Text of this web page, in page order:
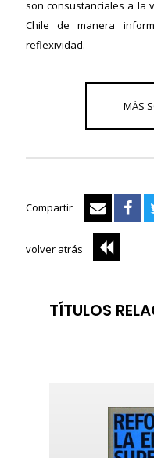
son consustanciales a la
Chile de manera
reflexividad.
Compartir
volver atrás
TÍTULOS